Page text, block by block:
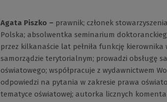
Agata Piszko – prawnik; członek
Polska; absolwentka seminarium
przez kilkanaście lat pełniła funkcję kierownika
samorządzie terytorialnym; prowadzi obsługę
oświatowego; współpracuje z wydawnictwem
odpowiedzi na pytania w zakresie prawa
tematyce oświatowej; autorka licznych